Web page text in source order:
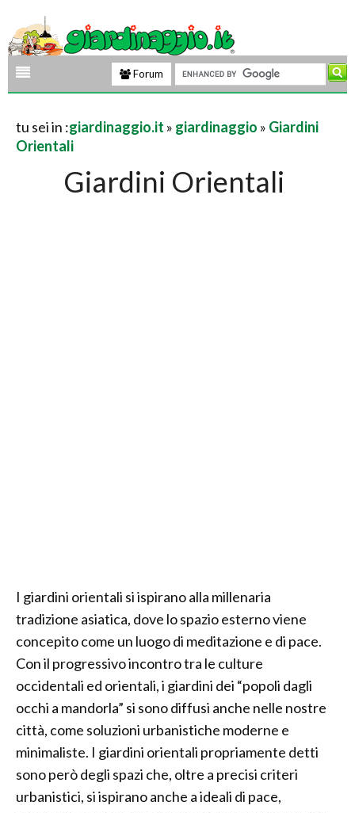
Forum
tu sei in :giardinaggio.it » giardinaggio » Giardini
Orientali
Giardini Orientali
I giardini orientali si ispirano alla millenaria
tradizione asiatica, dove lo spazio esterno viene
concepito come un luogo di meditazione e di pace.
Con il progressivo incontro tra le culture
occidentali ed orientali, i giardini dei “popoli dagli
occhi a mandorla” si sono diffusi anche nelle nostre
città, come soluzioni urbanistiche moderne e
minimaliste. I giardini orientali propriamente detti
sono però degli spazi che, oltre a precisi criteri
urbanistici, si ispirano anche a ideali di pace,